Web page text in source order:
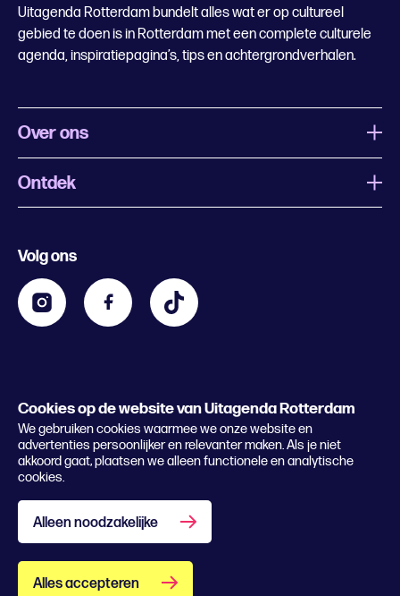
Cookies op de website van Uitagenda Rotterdam
We gebruiken cookies waarmee we onze website en
advertenties persoonlijker en relevanter maken. Als je niet
akkoord gaat, plaatsen we alleen functionele en analytische
cookies.
Alleen noodzakelijke
Alles accepteren
Uitagenda Rotterdam bundelt alles wat er op cultureel
gebied te doen is in Rotterdam met een complete culturele
agenda, inspiratiepagina’s, tips en achtergrondverhalen.
Over ons
Wat is Uitagenda Rotterdam
Contact
Zakelijk
Lees het magazine
Ontdek
Kids
Volg ons
© 2026 Rotterdam Festivals